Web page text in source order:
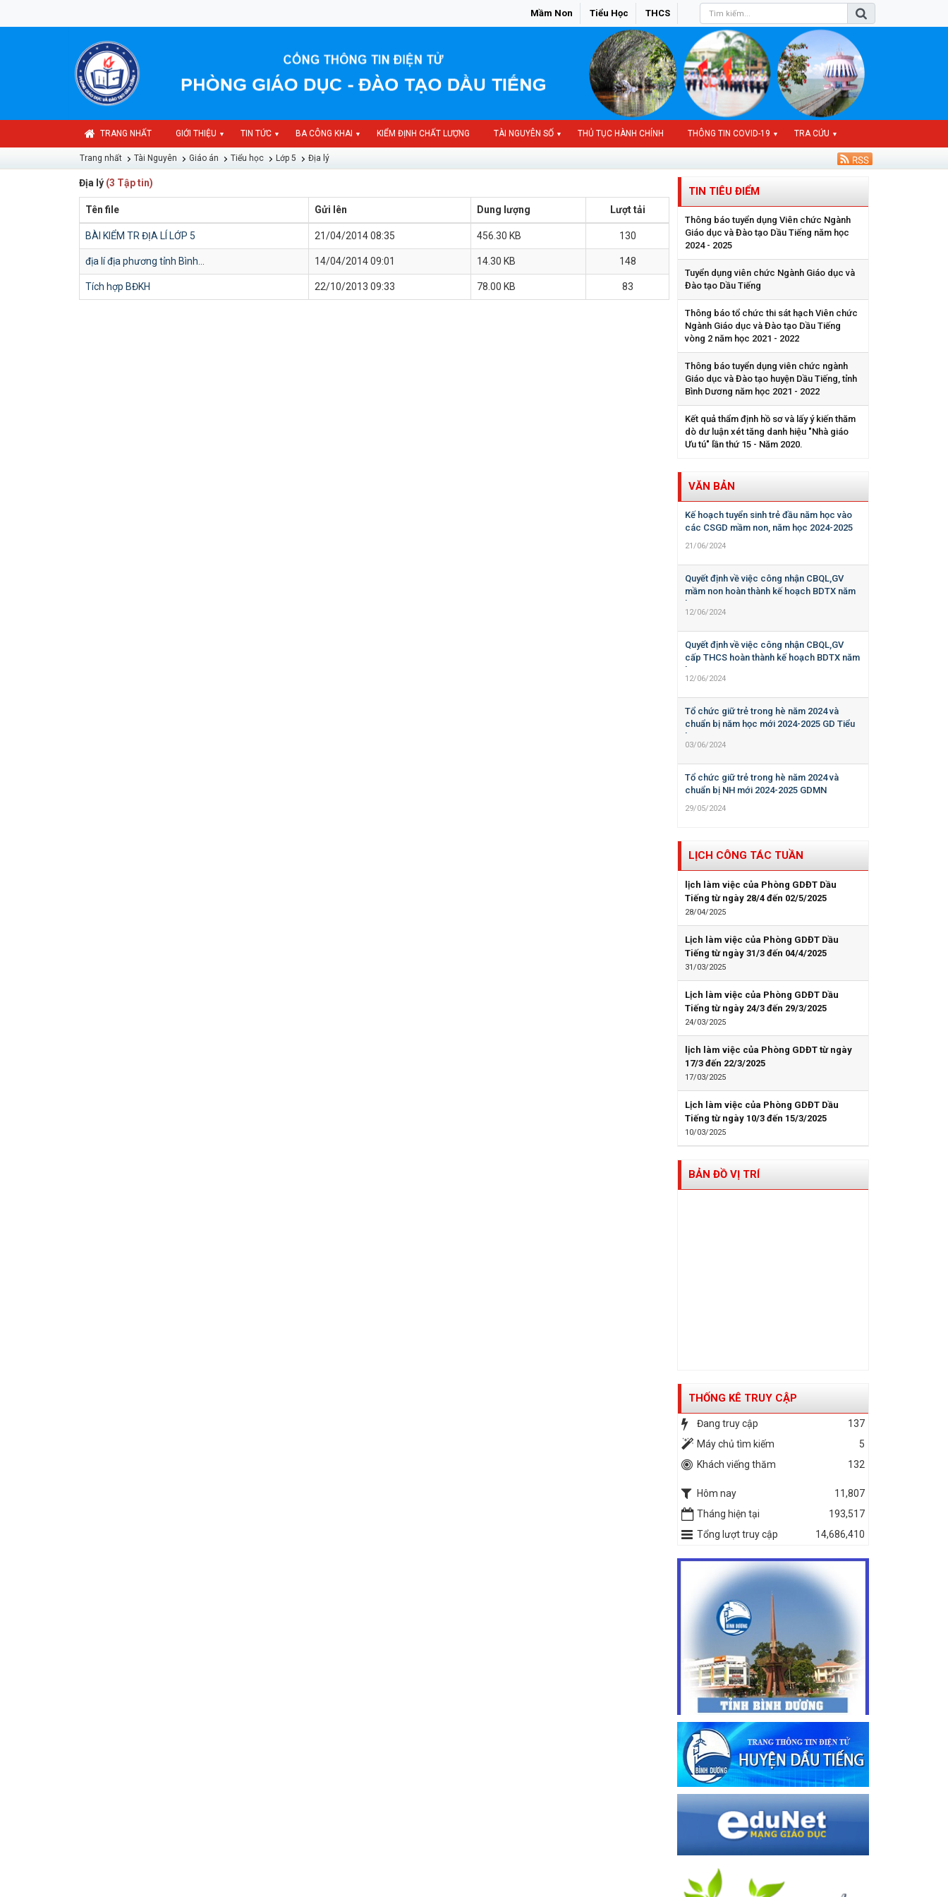
Mầm Non Tiểu Học THCS
TRANG NHẤT GIỚI THIỆU ▼ TIN TỨC ▼ BA CÔNG KHAI ▼ KIỂM ĐỊNH CHẤT LƯỢNG TÀI NGUYÊN SỐ ▼ THỦ TỤC HÀNH CHÍNH THÔNG TIN COVID-19 ▼ TRA CỨU ▼
Trang nhất Tài Nguyên Giáo án Tiểu học Lớp 5 Địa lý
Địa lý (3 Tập tin)
Tên file Gửi lên Dung lượng Lượt tải
BÀI KIỂM TR ĐỊA LÍ LỚP 5 21/04/2014 08:35 456.30 KB 130
địa lí địa phương tỉnh Bình... 14/04/2014 09:01 14.30 KB 148
Tích hợp BĐKH 22/10/2013 09:33 78.00 KB 83
TIN TIÊU ĐIỂM
Thông báo tuyển dụng Viên chức Ngành
Giáo dục và Đào tạo Dầu Tiếng năm học
2024 - 2025
Tuyển dụng viên chức Ngành Giáo dục và
Đào tạo Dầu Tiếng
Thông báo tổ chức thi sát hạch Viên chức
Ngành Giáo dục và Đào tạo Dầu Tiếng
vòng 2 năm học 2021 - 2022
Thông báo tuyển dụng viên chức ngành
Giáo dục và Đào tạo huyện Dầu Tiếng, tỉnh
Bình Dương năm học 2021 - 2022
Kết quả thẩm định hồ sơ và lấy ý kiến thăm
dò dư luận xét tăng danh hiệu "Nhà giáo
Ưu tú" lần thứ 15 - Năm 2020.
VĂN BẢN
Kế hoạch tuyển sinh trẻ đầu năm học vào
các CSGD mầm non, năm học 2024-2025
21/06/2024
Quyết định về việc công nhận CBQL,GV
mầm non hoàn thành kế hoạch BDTX năm
học 2023-2024
12/06/2024
Quyết định về việc công nhận CBQL,GV
cấp THCS hoàn thành kế hoạch BDTX năm
học 2023-2024
12/06/2024
Tổ chức giữ trẻ trong hè năm 2024 và
chuẩn bị năm học mới 2024-2025 GD Tiểu
học
03/06/2024
Tổ chức giữ trẻ trong hè năm 2024 và
chuẩn bị NH mới 2024-2025 GDMN
29/05/2024
LỊCH CÔNG TÁC TUẦN
lịch làm việc của Phòng GDĐT Dầu
Tiếng từ ngày 28/4 đến 02/5/2025
28/04/2025
Lịch làm việc của Phòng GDĐT Dầu
Tiếng từ ngày 31/3 đến 04/4/2025
31/03/2025
Lịch làm việc của Phòng GDĐT Dầu
Tiếng từ ngày 24/3 đến 29/3/2025
24/03/2025
lịch làm việc của Phòng GDĐT từ ngày
17/3 đến 22/3/2025
17/03/2025
Lịch làm việc của Phòng GDĐT Dầu
Tiếng từ ngày 10/3 đến 15/3/2025
10/03/2025
BẢN ĐỒ VỊ TRÍ
THỐNG KÊ TRUY CẬP
Đang truy cập
137
Máy chủ tìm kiếm
5
Khách viếng thăm
132
Hôm nay
11,807
Tháng hiện tại
193,517
Tổng lượt truy cập
14,686,410